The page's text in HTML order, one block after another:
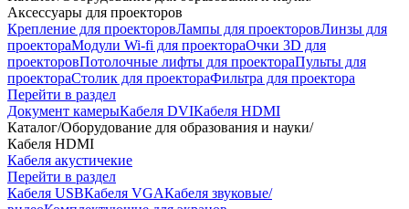
Аксессуары для проекторов
Крепление для проекторовЛампы для проекторовЛинзы для
проектораМодули Wi-fi для проектораОчки 3D для
проекторовПотолочные лифты для проектораПульты для
проектораСтолик для проектораФильтра для проектора
Перейти в раздел
Документ камерыКабеля DVIКабеля HDMI
Каталог/Оборудование для образования и науки/
Кабеля HDMI
Кабеля акустичекие
Перейти в раздел
Кабеля USBКабеля VGAКабеля звуковые/